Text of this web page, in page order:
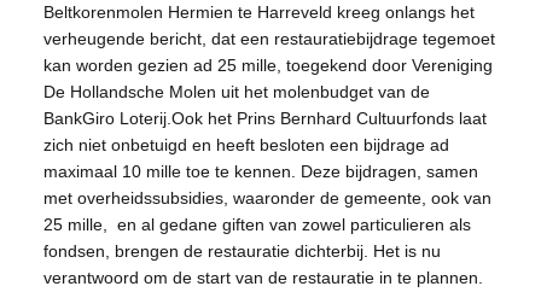
Beltkorenmolen Hermien te Harreveld kreeg onlangs het
verheugende bericht, dat een restauratiebijdrage tegemoet
kan worden gezien ad 25 mille, toegekend door Vereniging
De Hollandsche Molen uit het molenbudget van de
BankGiro Loterij.Ook het Prins Bernhard Cultuurfonds laat
zich niet onbetuigd en heeft besloten een bijdrage ad
maximaal 10 mille toe te kennen. Deze bijdragen, samen
met overheidssubsidies, waaronder de gemeente, ook van
25 mille, en al gedane giften van zowel particulieren als
fondsen, brengen de restauratie dichterbij. Het is nu
verantwoord om de start van de restauratie in te plannen.